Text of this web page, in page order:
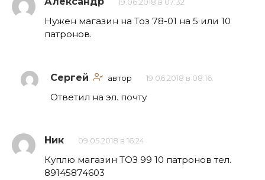
19.06.2018 в 07:32
Нужен магазин на Тоз 78-01 на 5 или 10
патронов.
Сергей автор 19.06.2018 в 08:16
Ответил на эл. почту
Ник 09.05.2018 в 16:24
Куплю магазин ТОЗ 99 10 патронов тел.
89145874603